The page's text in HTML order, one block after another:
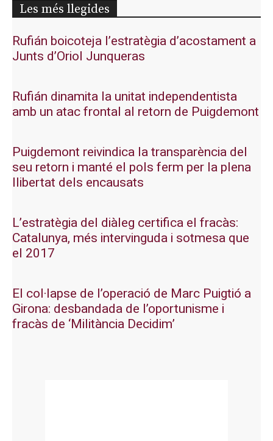
Les més llegides
Rufián boicoteja l’estratègia d’acostament a
Junts d’Oriol Junqueras
Rufián dinamita la unitat independentista
amb un atac frontal al retorn de Puigdemont
Puigdemont reivindica la transparència del
seu retorn i manté el pols ferm per la plena
llibertat dels encausats
L’estratègia del diàleg certifica el fracàs:
Catalunya, més intervinguda i sotmesa que
el 2017
El col·lapse de l’operació de Marc Puigtió a
Girona: desbandada de l’oportunisme i
fracàs de ‘Militància Decidim’